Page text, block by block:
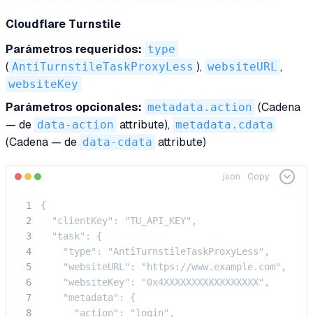
Cloudflare Turnstile
Parámetros requeridos: type
( AntiTurnstileTaskProxyLess ), websiteURL ,
websiteKey
Parámetros opcionales: metadata.action (Cadena
— de data-action attribute), metadata.cdata
(Cadena — de data-cdata attribute)
json Copy
{
  "clientKey": "TU_API_KEY",
  "task": {
    "type": "AntiTurnstileTaskProxyLess",
    "websiteURL": "https://www.example.com",
    "websiteKey": "0x4XXXXXXXXXXXXXXXXX",
    "metadata": {
      "action": "login",